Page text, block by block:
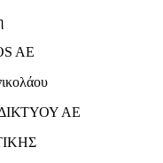
AE
ΑΕ